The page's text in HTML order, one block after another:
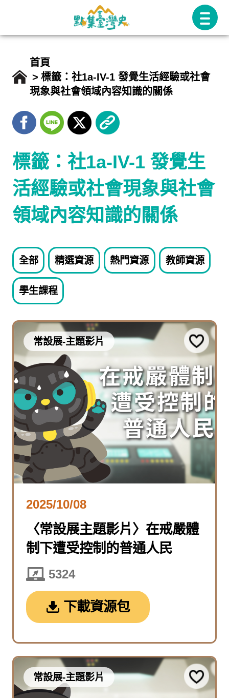
首頁
標籤：社1a-IV-1 發覺生活經驗或社會
現象與社會領域內容知識的關係
標籤：社1a-IV-1 發覺生
活經驗或社會現象與社會
領域內容知識的關係
全部 精選資源 熱門資源 教師資源
學生課程
常設展-主題影片
2025/10/08
〈常設展主題影片〉在戒嚴體
制下遭受控制的普通人民
5324
下載資源包
常設展-主題影片